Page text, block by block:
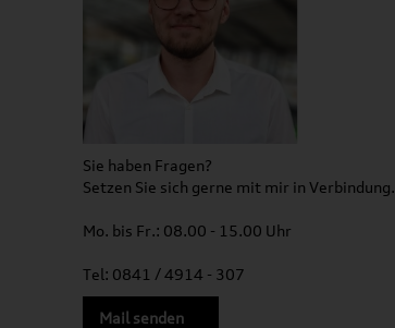
Sie haben Fragen?
Setzen Sie sich gerne mit mir in Verbindung.
Mo. bis Fr.: 08.00 - 15.00 Uhr
Tel: 0841 / 4914 - 307
Mail senden